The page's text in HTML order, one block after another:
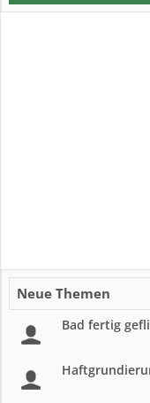
Neue Themen
Bad fertig